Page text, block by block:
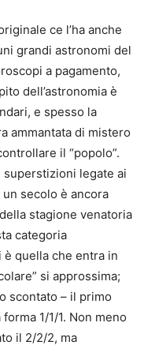
ce l’ha anche
grandi astronomi del
a pagamento,
dell’astronomia è
e spesso la
ammantata di mistero
il “popolo”.
legate ai
secolo è ancora
stagione venatoria
categoria
quella che entra in
si approssima;
scontato – il primo
1/1/1. Non meno
il 2/2/2, ma